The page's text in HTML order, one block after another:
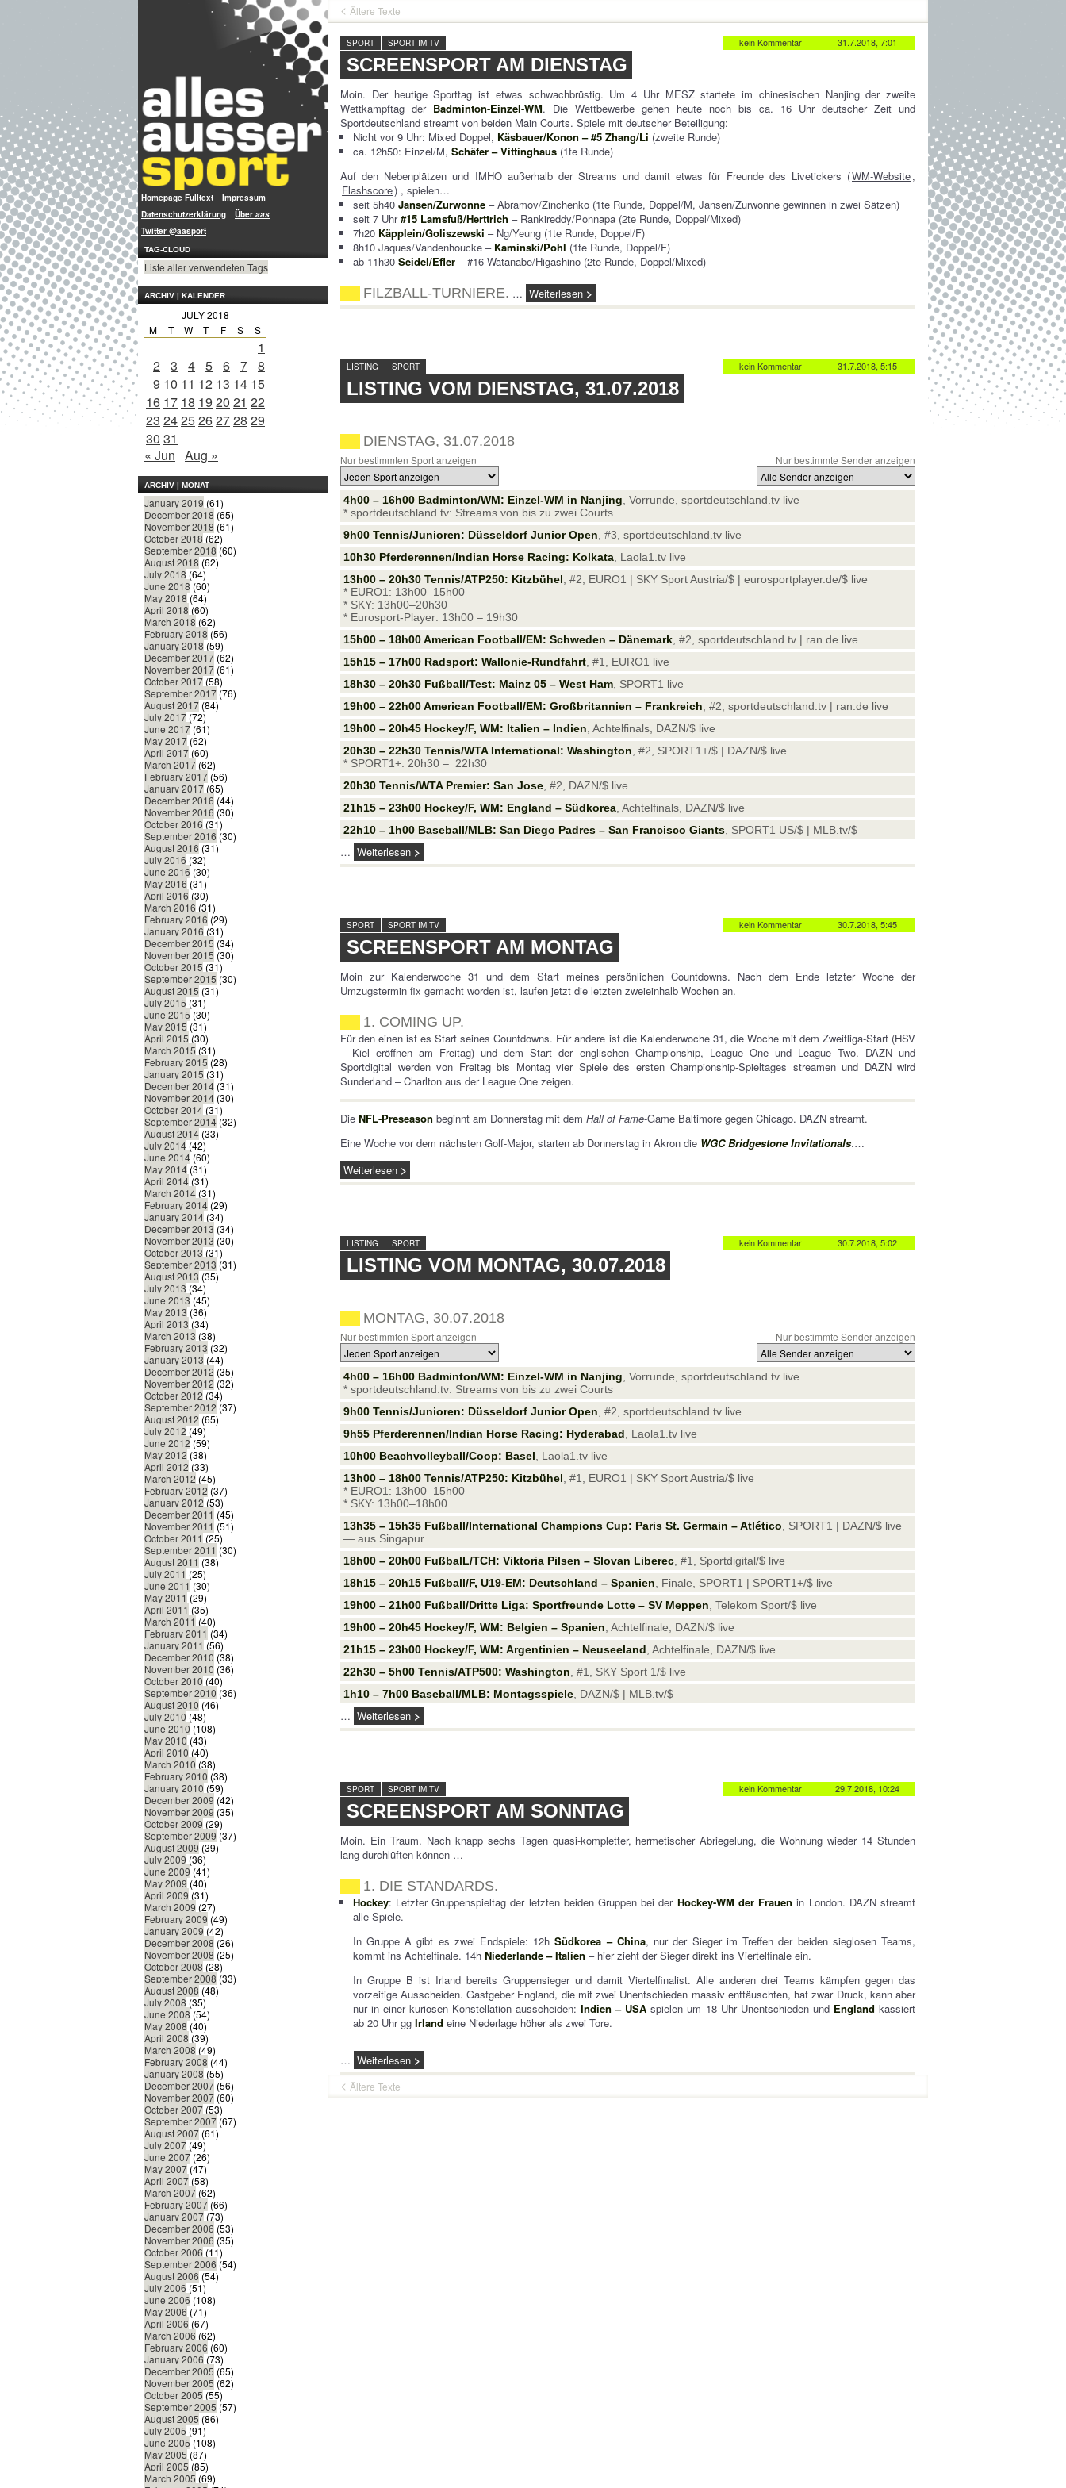
Homepage Fulltext
Impressum
Datenschutzerklärung
Über aas
Twitter @aasport
TAG-CLOUD
Liste aller verwendeten Tags
ARCHIV | KALENDER
JULY 2018
M
T W T F S S
1
2 3 4 5 6 7 8
9 10 11 12 13 14 15
16 17 18 19 20 21 22
23 2425262728 29
30 31
« Jun Aug »
ARCHIV | MONAT
January 2019 (61)
December 2018 (65)
November 2018 (61)
October 2018 (62)
September 2018 (60)
August 2018 (62)
July 2018 (64)
June 2018 (60)
May 2018 (64)
April 2018 (60)
March 2018 (62)
February 2018 (56)
January 2018 (59)
December 2017 (62)
November 2017 (61)
October 2017 (58)
September 2017 (76)
August 2017 (84)
July 2017 (72)
June 2017 (61)
May 2017 (62)
April 2017 (60)
March 2017 (62)
February 2017 (56)
January 2017 (65)
December 2016 (44)
November 2016 (30)
October 2016 (31)
September 2016 (30)
August 2016 (31)
July 2016 (32)
June 2016 (30)
May 2016 (31)
April 2016 (30)
March 2016 (31)
February 2016 (29)
January 2016 (31)
December 2015 (34)
November 2015 (30)
October 2015 (31)
September 2015 (30)
August 2015 (31)
July 2015 (31)
June 2015 (30)
May 2015 (31)
April 2015 (30)
March 2015 (31)
February 2015 (28)
January 2015 (31)
December 2014 (31)
November 2014 (30)
October 2014 (31)
September 2014 (32)
August 2014 (33)
July 2014 (42)
June 2014 (60)
May 2014 (31)
April 2014 (31)
March 2014 (31)
February 2014 (29)
January 2014 (34)
December 2013 (34)
November 2013 (30)
October 2013 (31)
September 2013 (31)
August 2013 (35)
July 2013 (34)
June 2013 (45)
May 2013 (36)
April 2013 (34)
March 2013 (38)
February 2013 (32)
January 2013 (44)
December 2012 (35)
November 2012 (32)
October 2012 (34)
September 2012 (37)
August 2012 (65)
July 2012 (49)
June 2012 (59)
May 2012 (38)
April 2012 (33)
March 2012 (45)
February 2012 (37)
January 2012 (53)
December 2011 (45)
November 2011 (51)
October 2011 (25)
September 2011 (30)
August 2011 (38)
July 2011 (25)
June 2011 (30)
May 2011 (29)
April 2011 (35)
March 2011 (40)
February 2011 (34)
January 2011 (56)
December 2010 (38)
November 2010 (36)
October 2010 (40)
September 2010 (36)
August 2010 (46)
July 2010 (48)
June 2010 (108)
May 2010 (43)
April 2010 (40)
March 2010 (38)
February 2010 (38)
January 2010 (59)
December 2009 (42)
November 2009 (35)
October 2009 (29)
September 2009 (37)
August 2009 (39)
July 2009 (36)
June 2009 (41)
May 2009 (40)
April 2009 (31)
March 2009 (27)
February 2009 (49)
January 2009 (42)
December 2008 (26)
November 2008 (25)
October 2008 (28)
September 2008 (33)
August 2008 (48)
July 2008 (35)
June 2008 (54)
May 2008 (40)
April 2008 (39)
March 2008 (49)
February 2008 (44)
January 2008 (55)
December 2007 (56)
November 2007 (60)
October 2007 (53)
September 2007 (67)
August 2007 (61)
July 2007 (49)
June 2007 (26)
May 2007 (47)
April 2007 (58)
March 2007 (62)
February 2007 (66)
January 2007 (73)
December 2006 (53)
November 2006 (35)
October 2006 (11)
September 2006 (54)
August 2006 (54)
July 2006 (51)
June 2006 (108)
May 2006 (71)
April 2006 (67)
March 2006 (62)
February 2006 (60)
January 2006 (73)
December 2005 (65)
November 2005 (62)
October 2005 (55)
September 2005 (57)
August 2005 (86)
July 2005 (91)
June 2005 (108)
May 2005 (87)
April 2005 (85)
March 2005 (69)
Ältere Texte
31.7.2018, 7:01
kein Kommentar
SPORT SPORT IM TV
SCREENSPORT AM DIENSTAG
Moin. Der heutige Sporttag ist etwas schwachbrüstig. Um 4 Uhr MESZ startete im chinesischen Nanjing der zweite
Wettkampftag der Badminton-Einzel-WM. Die Wettbewerbe gehen heute noch bis ca. 16 Uhr deutscher Zeit und
Sportdeutschland streamt von beiden Main Courts. Spiele mit deutscher Beteiligung:
Nicht vor 9 Uhr: Mixed Doppel, Käsbauer/Konon – #5 Zhang/Li (zweite Runde)
ca. 12h50: Einzel/M, Schäfer – Vittinghaus(1te Runde)
Auf den Nebenplätzen und IMHO außerhalb der Streams und damit etwas für Freunde des Livetickers (WM-Website,
Flashscore) , spielen…
seit 5h40 Jansen/Zurwonne– Abramov/Zinchenko (1te Runde, Doppel/M, Jansen/Zurwonne gewinnen in zwei Sätzen)
seit 7 Uhr#15 Lamsfuß/Herttrich – Rankireddy/Ponnapa (2te Runde, Doppel/Mixed)
7h20 Käpplein/Goliszewski – Ng/Yeung (1te Runde, Doppel/F)
8h10 Jaques/Vandenhoucke – Kaminski/Pohl (1te Runde, Doppel/F)
ab 11h30 Seidel/Efler– #16 Watanabe/Higashino (2te Runde, Doppel/Mixed)
FILZBALL-TURNIERE. … Weiterlesen
31.7.2018, 5:15
kein Kommentar
LISTING SPORT
LISTING VOM DIENSTAG, 31.07.2018
DIENSTAG, 31.07.2018
Nur bestimmten Sport anzeigen Nur bestimmte Sender anzeigen
4h00 – 16h00 Badminton/WM: Einzel-WM in Nanjing , Vorrunde, sportdeutschland.tv live
* sportdeutschland.tv: Streams von bis zu zwei Courts
9h00 Tennis/Junioren: Düsseldorf Junior Open , #3, sportdeutschland.tv live
10h30 Pferderennen/Indian Horse Racing: Kolkata , Laola1.tv live
13h00 – 20h30 Tennis/ATP250: Kitzbühel , #2, EURO1 | SKY Sport Austria/$ | eurosportplayer.de/$ live
* EURO1: 13h00–15h00
* SKY: 13h00–20h30
* Eurosport-Player: 13h00 – 19h30
15h00 – 18h00 American Football/EM: Schweden – Dänemark , #2, sportdeutschland.tv | ran.de live
15h15 – 17h00 Radsport: Wallonie-Rundfahrt , #1, EURO1 live
18h30 – 20h30 Fußball/Test: Mainz 05 – West Ham , SPORT1 live
19h00 – 22h00 American Football/EM: Großbritannien – Frankreich , #2, sportdeutschland.tv | ran.de live
19h00 – 20h45 Hockey/F, WM: Italien – Indien , Achtelfinals, DAZN/$ live
20h30 – 22h30 Tennis/WTA International: Washington , #2, SPORT1+/$ | DAZN/$ live
* SPORT1+: 20h30 – 22h30
20h30 Tennis/WTA Premier: San Jose , #2, DAZN/$ live
21h15 – 23h00 Hockey/F, WM: England – Südkorea , Achtelfinals, DAZN/$ live
22h10 – 1h00 Baseball/MLB: San Diego Padres – San Francisco Giants , SPORT1 US/$ | MLB.tv/$
… Weiterlesen
30.7.2018, 5:45
kein Kommentar
SPORT SPORT IM TV
SCREENSPORT AM MONTAG
Moin zur Kalenderwoche 31 und dem Start meines persönlichen Countdowns. Nach dem Ende letzter Woche der
Umzugstermin fix gemacht worden ist, laufen jetzt die letzten zweieinhalb Wochen an.
1. COMING UP.
Für den einen ist es Start seines Countdowns. Für andere ist die Kalenderwoche 31, die Woche mit dem Zweitliga-Start (HSV
– Kiel eröffnen am Freitag) und dem Start der englischen Championship, League One und League Two. DAZN und
Sportdigital werden von Freitag bis Montag vier Spiele des ersten Championship-Spieltages streamen und DAZN wird
Sunderland – Charlton aus der League One zeigen.
DieNFL-Preseason beginnt am Donnerstag mit demHall of Fame-Game Baltimore gegen Chicago. DAZN streamt.
Eine Woche vor dem nächsten Golf-Major, starten ab Donnerstag in Akron die WGC Bridgestone Invitationals.…
Weiterlesen
30.7.2018, 5:02
kein Kommentar
LISTING SPORT
LISTING VOM MONTAG, 30.07.2018
MONTAG, 30.07.2018
Nur bestimmten Sport anzeigen Nur bestimmte Sender anzeigen
4h00 – 16h00 Badminton/WM: Einzel-WM in Nanjing , Vorrunde, sportdeutschland.tv live
* sportdeutschland.tv: Streams von bis zu zwei Courts
9h00 Tennis/Junioren: Düsseldorf Junior Open , #2, sportdeutschland.tv live
9h55 Pferderennen/Indian Horse Racing: Hyderabad , Laola1.tv live
10h00 Beachvolleyball/Coop: Basel , Laola1.tv live
13h00 – 18h00 Tennis/ATP250: Kitzbühel , #1, EURO1 | SKY Sport Austria/$ live
* EURO1: 13h00–15h00
* SKY: 13h00–18h00
13h35 – 15h35 Fußball/International Champions Cup: Paris St. Germain – Atlético , SPORT1 | DAZN/$ live
— aus Singapur
18h00 – 20h00 FußbalL/TCH: Viktoria Pilsen – Slovan Liberec , #1, Sportdigital/$ live
18h15 – 20h15 Fußball/F, U19-EM: Deutschland – Spanien , Finale, SPORT1 | SPORT1+/$ live
19h00 – 21h00 Fußball/Dritte Liga: Sportfreunde Lotte – SV Meppen , Telekom Sport/$ live
19h00 – 20h45 Hockey/F, WM: Belgien – Spanien , Achtelfinale, DAZN/$ live
21h15 – 23h00 Hockey/F, WM: Argentinien – Neuseeland , Achtelfinale, DAZN/$ live
22h30 – 5h00 Tennis/ATP500: Washington , #1, SKY Sport 1/$ live
1h10 – 7h00 Baseball/MLB: Montagsspiele , DAZN/$ | MLB.tv/$
… Weiterlesen
29.7.2018, 10:24
kein Kommentar
SPORT SPORT IM TV
SCREENSPORT AM SONNTAG
Moin. Ein Traum. Nach knapp sechs Tagen quasi-kompletter, hermetischer Abriegelung, die Wohnung wieder 14 Stunden
lang durchlüften können …
1. DIE STANDARDS.
Hockey: Letzter Gruppenspieltag der letzten beiden Gruppen bei der Hockey-WM der Frauen in London. DAZN streamt
alle Spiele.
In Gruppe A gibt es zwei Endspiele: 12hSüdkorea – China, nur der Sieger im Treffen der beiden sieglosen Teams,
kommt ins Achtelfinale. 14h Niederlande – Italien – hier zieht der Sieger direkt ins Viertelfinale ein.
In Gruppe B ist Irland bereits Gruppensieger und damit Viertelfinalist. Alle anderen drei Teams kämpfen gegen das
vorzeitige Ausscheiden. Gastgeber England, die mit zwei Unentschieden massiv enttäuschten, hat zwar Druck, kann aber
nur in einer kuriosen Konstellation ausscheiden:Indien – USA spielen um 18 Uhr Unentschieden und England kassiert
ab 20 Uhr gg Irland eine Niederlage höher als zwei Tore.
… Weiterlesen
Ältere Texte